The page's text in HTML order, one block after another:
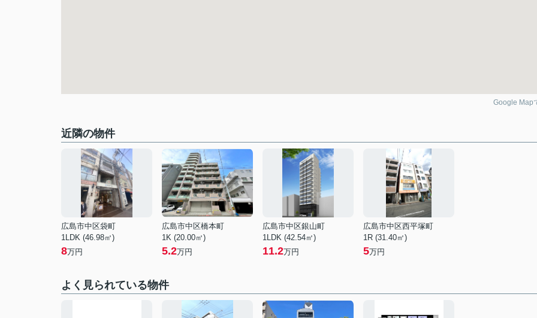
Google Map
近隣の物件
広島市中区袋町
1LDK (46.98㎡)
8万円
広島市中区橋本町
1K (20.00㎡)
5.2万円
広島市中区銀山町
1LDK (42.54㎡)
11.2万円
広島市中区西平塚町
1R (31.40㎡)
5万円
よく見られている物件